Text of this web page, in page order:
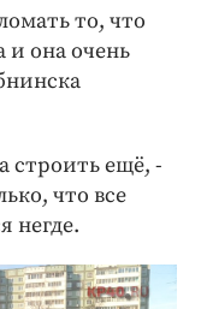
то, что
и она очень
строить ещё, -
что все
негде.